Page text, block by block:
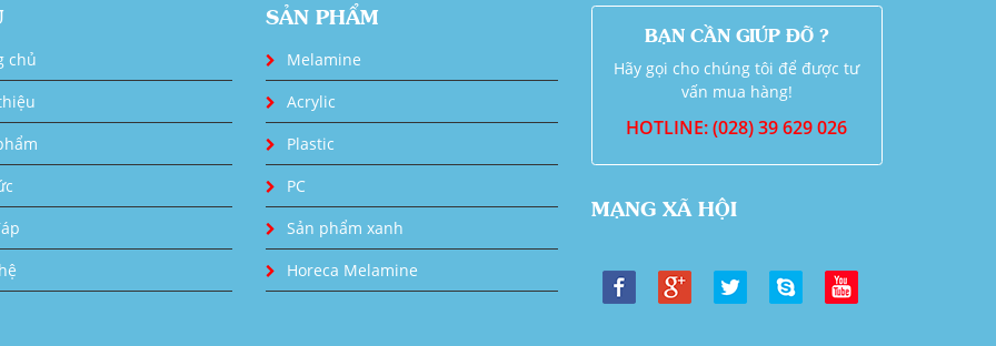
chủ
SẢN PHẨM
Melamine
Acrylic
Plastic
PC
Sản phẩm xanh
Horeca Melamine
BẠN CẦN GIÚP ĐỠ ?
Hãy gọi cho chúng tôi để được tư
vấn mua hàng!
HOTLINE: (028) 39 629 026
MẠNG XÃ HỘI